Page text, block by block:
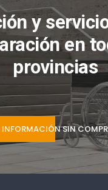
y
en
provincias
INFORMACIÓN SIN